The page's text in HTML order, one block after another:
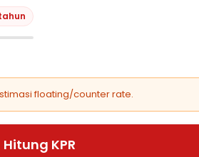
floating/counter rate.
Hitung KPR